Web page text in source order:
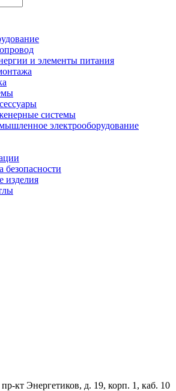
и элементы питания
системы
электрооборудование
безопасности
изделия
кт Энергетиков, д. 19, корп. 1, каб. 10